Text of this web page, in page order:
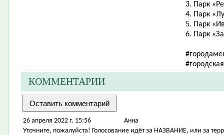
3. Парк
4. Парк
5. Парк
6. Парк
КОММЕНТАРИИ
26 апреля 2022 г. 15:56
Анна
Уточните, пожалуйста! Голосование идёт за НАЗВАНИЕ, или за